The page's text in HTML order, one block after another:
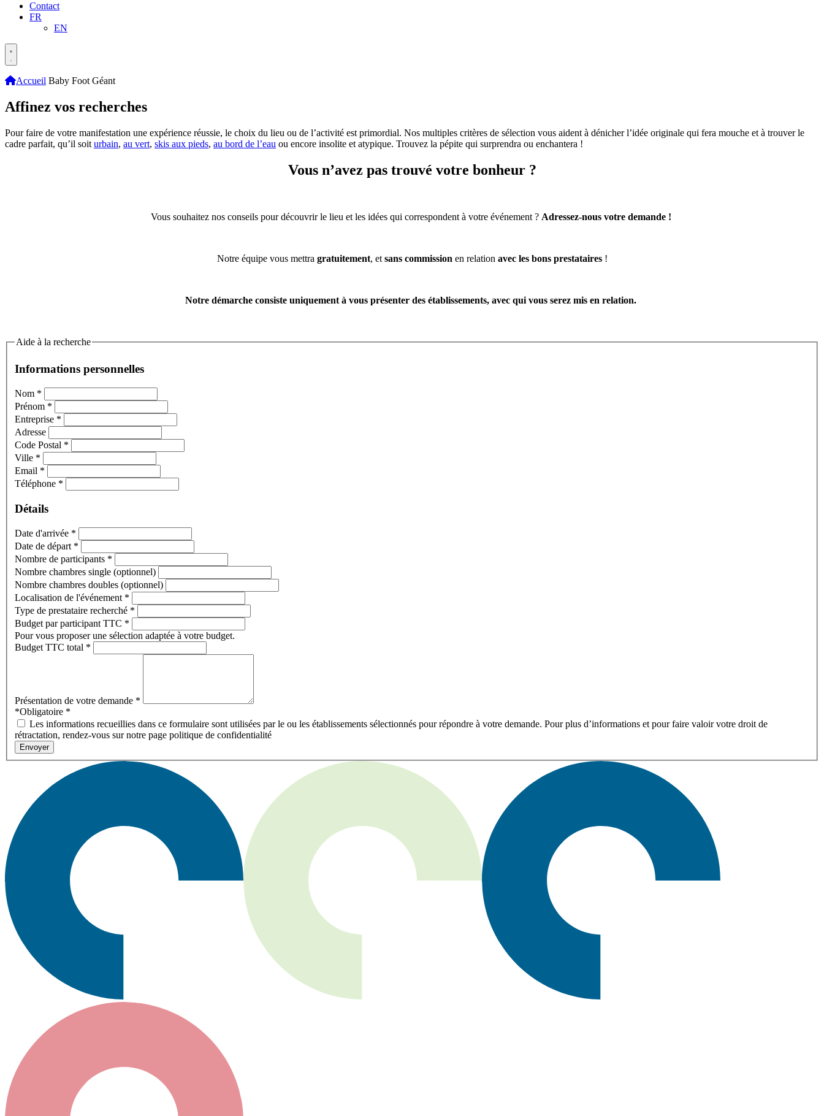
Contact
FR
EN
Accueil Baby Foot Géant
Affinez vos recherches
Pour faire de votre manifestation une expérience réussie, le choix du lieu ou de l’activité est primordial. Nos multiples critères de sélection vous aident à dénicher l’idée originale qui fera mouche et à trouver le
cadre parfait, qu’il soit urbain, au vert, skis aux pieds, au bord de l’eau ou encore insolite et atypique. Trouvez la pépite qui surprendra ou enchantera !
Vous n’avez pas trouvé votre bonheur ?
Vous souhaitez nos conseils pour découvrir le lieu et les idées qui correspondent à votre événement ? Adressez-nous votre demande !
Notre équipe vous mettra gratuitement, et sans commission en relation avec les bons prestataires !
Notre démarche consiste uniquement à vous présenter des établissements, avec qui vous serez mis en relation.
Aide à la recherche
Informations personnelles
Nom *
Prénom *
Entreprise *
Adresse
Code Postal *
Ville *
Email *
Téléphone *
Détails
Date d'arrivée *
Date de départ *
Nombre de participants *
Nombre chambres single (optionnel)
Nombre chambres doubles (optionnel)
Localisation de l'événement *
Type de prestataire recherché *
Budget par participant TTC *
Pour vous proposer une sélection adaptée à votre budget.
Budget TTC total *
Présentation de votre demande *
*Obligatoire *
Les informations recueillies dans ce formulaire sont utilisées par le ou les établissements sélectionnés pour répondre à votre demande. Pour plus d’informations et pour faire valoir votre droit de
rétractation, rendez-vous sur notre page politique de confidentialité
Envoyer